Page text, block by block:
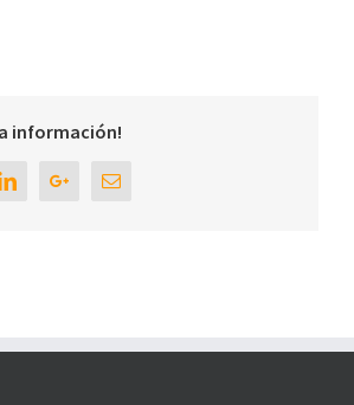
información!
LinkedinGoogle+Email